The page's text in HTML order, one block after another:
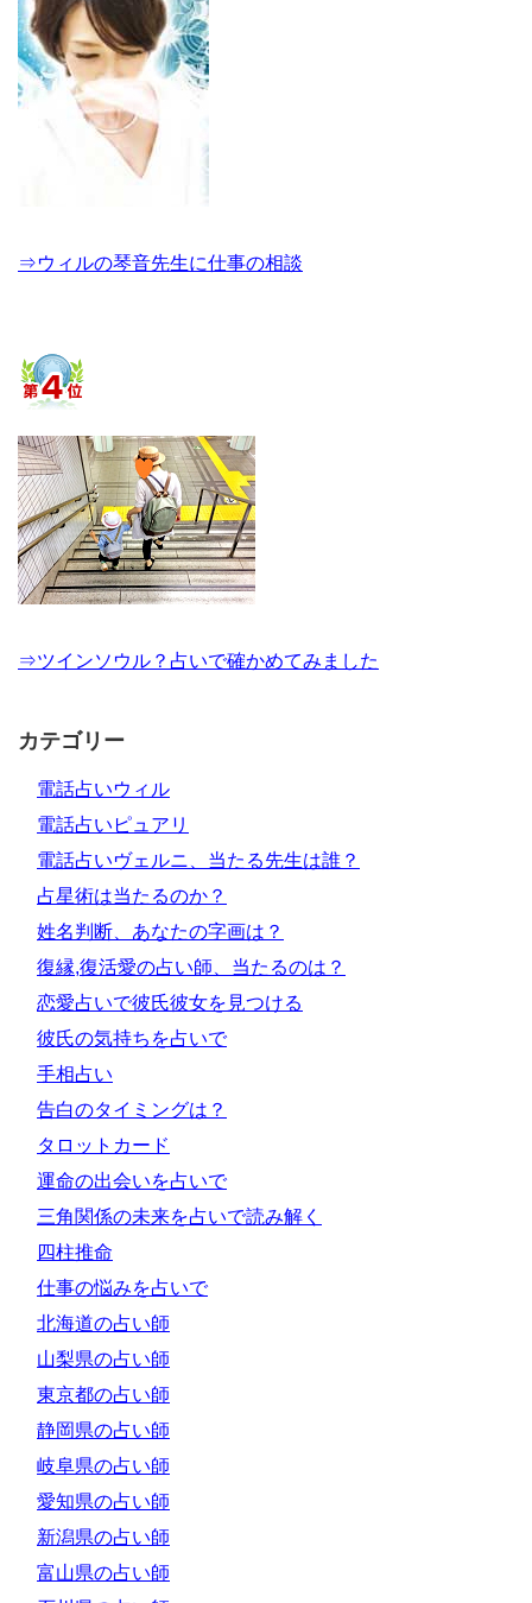
⇒ウィルの琴音先生に仕事の相談
⇒ツインソウル？占いで確かめてみました
カテゴリー
電話占いウィル
電話占いピュアリ
電話占いヴェルニ、当たる先生は誰？
占星術は当たるのか？
姓名判断、あなたの字画は？
復縁,復活愛の占い師、当たるのは？
恋愛占いで彼氏彼女を見つける
彼氏の気持ちを占いで
手相占い
告白のタイミングは？
タロットカード
運命の出会いを占いで
三角関係の未来を占いで読み解く
四柱推命
仕事の悩みを占いで
北海道の占い師
山梨県の占い師
東京都の占い師
静岡県の占い師
岐阜県の占い師
愛知県の占い師
新潟県の占い師
富山県の占い師